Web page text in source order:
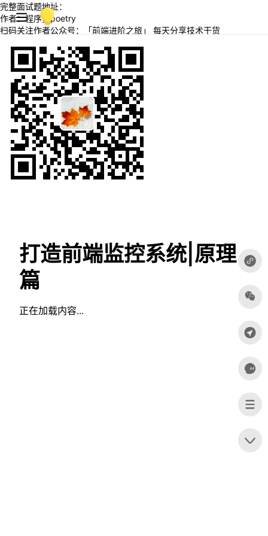
完整面试题地址：
作者：程序员poetry
扫码关注作者公众号：「前端进阶之旅」 每天分享技术干货
打造前端监控系统|原理
篇
正在加载内容...